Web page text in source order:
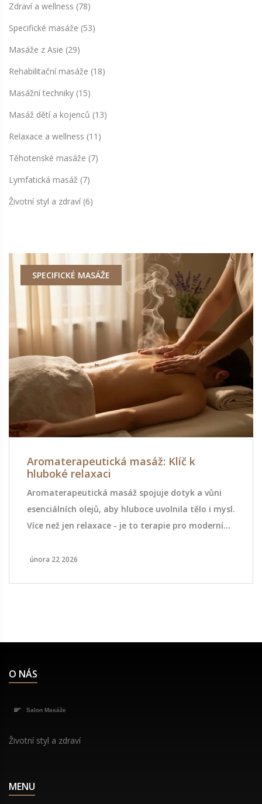
Zdraví a wellness (78)
Specifické masáže (53)
Masáže z Asie (29)
Rehabilitační masáže (18)
Masážní techniky (15)
Masáž dětí a kojenců (13)
Relaxace a wellness (11)
Těhotenské masáže (7)
Lymfatická masáž (7)
Životní styl a zdraví (6)
SPECIFICKÉ MASÁŽE
Aromaterapeutická masáž: Klíč k
hluboké relaxaci
Aromaterapeutická masáž spojuje dotyk a vůni
esenciálních olejů, aby hluboce uvolnila tělo i mysl.
Více než jen relaxace - je to terapie pro moderní
února 22 2026
O NÁS
Životní styl a zdraví
MENU